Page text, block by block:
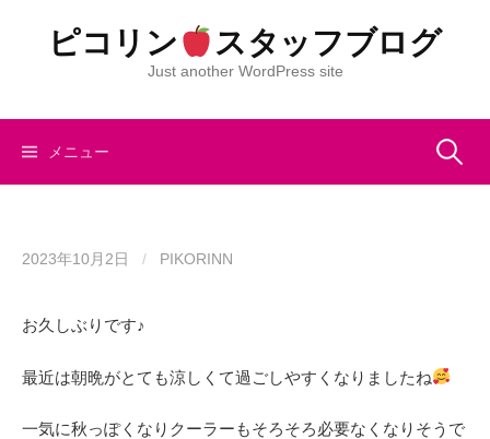
ツ
ピコリン スタッフブログ
Just another WordPress site
メニュー 検
2023年10月2日 / PIKORINN
お久しぶりです♪
最近は朝晩がとても涼しくて過ごしやすくなりましたね
一気に秋っぽくなりクーラーもそろそろ必要なくなりそうで